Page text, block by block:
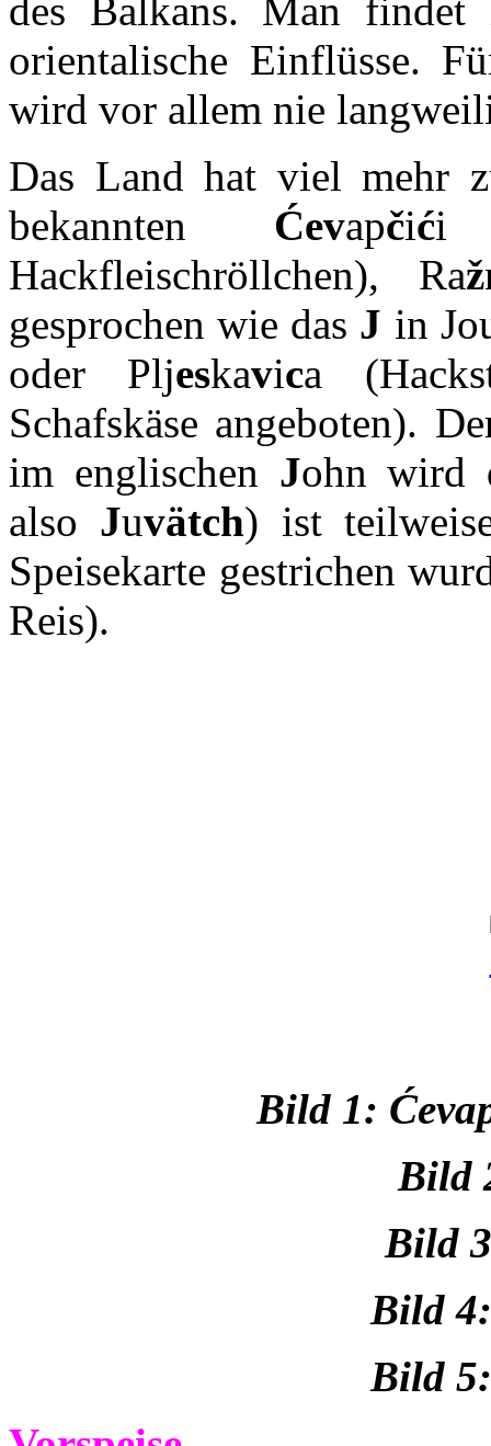
des Balkans. Man findet
orientalische Einflüsse.
wird vor allem nie
Das Land hat viel mehr
bekannten Ćevapčići
Hackfleischröllchen), Raž
gesprochen wie das J in
oder Pljeskavica
Schafskäse angeboten).
im englischen John wird
also Juvätch) ist
Speisekarte gestrichen
Reis).
Bild 1:
Bild
Bild
Bild
Bild